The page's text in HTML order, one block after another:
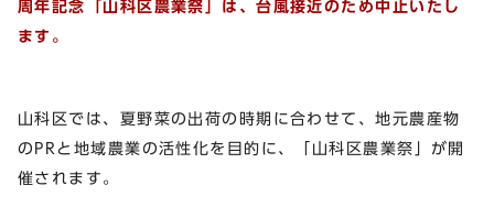
周年記念「山科区農業祭」は、台風接近のため中止いたし
ます。
山科区では、夏野菜の出荷の時期に合わせて、地元農産物
のPRと地域農業の活性化を目的に、「山科区農業祭」が開
催されます。